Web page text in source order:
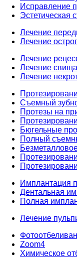
Исправление
Эстетическая
Лечение
Лечение
Лечение
Лечение
Лечение
Съемный
Протезы на
Бюгельные
Полный
Имплантация
Дентальная
Полная
Лечение
Zoom4
Химическое